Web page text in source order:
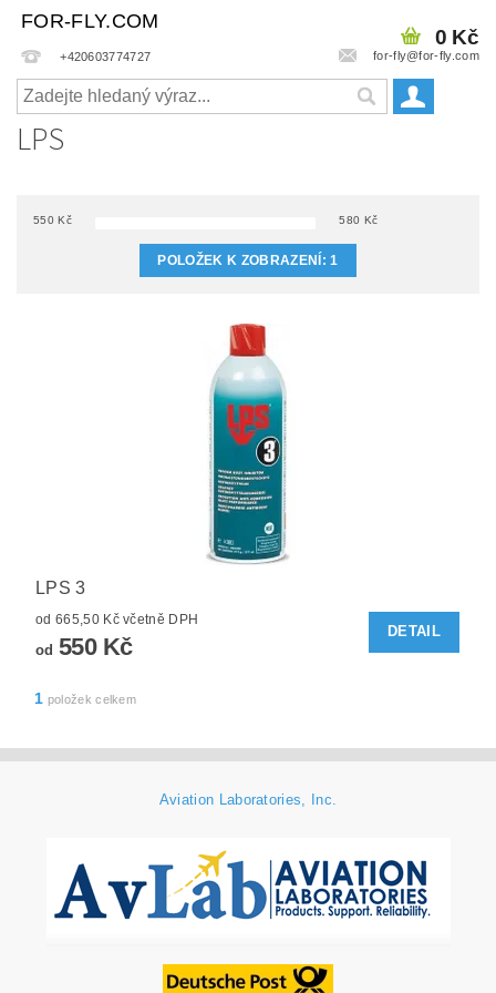
FOR-FLY.COM
+420603774727 for-fly@for-fly.com
0 Kč
LPS
550Kč 580 Kč
POLOŽEK K ZOBRAZENÍ:1
LPS 3
od 665,50 Kč včetně DPH
od 550 Kč
DETAIL
1 položek celkem
Aviation Laboratories, Inc.